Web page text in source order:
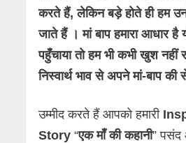
करते हैं, लेकिन बड़े होते ही हम
जाते हैं । मां बाप हमारा आधार
पहुँचाया तो हम भी कभी खुश
निस्वार्थ भाव से अपने मां-बाप की
उम्मीद करते हैं आपको हमारी
Story “एक माँ की कहानी” पसंद